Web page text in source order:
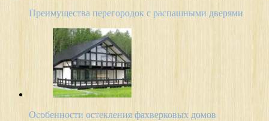
Преимущества перегородок с распашными дверями
Особенности остекления фахверковых домов